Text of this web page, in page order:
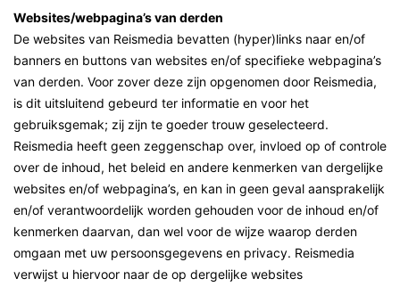
Websites/webpagina’s van derden
De websites van Reismedia bevatten (hyper)links naar en/of
banners en buttons van websites en/of specifieke webpagina’s
van derden. Voor zover deze zijn opgenomen door Reismedia,
is dit uitsluitend gebeurd ter informatie en voor het
gebruiksgemak; zij zijn te goeder trouw geselecteerd.
Reismedia heeft geen zeggenschap over, invloed op of controle
over de inhoud, het beleid en andere kenmerken van dergelijke
websites en/of webpagina’s, en kan in geen geval aansprakelijk
en/of verantwoordelijk worden gehouden voor de inhoud en/of
kenmerken daarvan, dan wel voor de wijze waarop derden
omgaan met uw persoonsgegevens en privacy. Reismedia
verwijst u hiervoor naar de op dergelijke websites